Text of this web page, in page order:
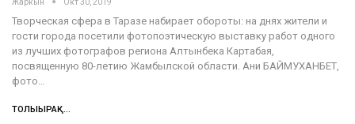
Жаркын Окт 30, 2019
Творческая сфера в Таразе набирает обороты: на днях жители и
гости города посетили фотопоэтическую выставку работ одного
из лучших фотографов региона Алтынбека Картабая,
посвященную 80-летию Жамбылской области. Ани БАЙМУХАНБЕТ,
фото
ТОЛЫҒЫРАҚ...